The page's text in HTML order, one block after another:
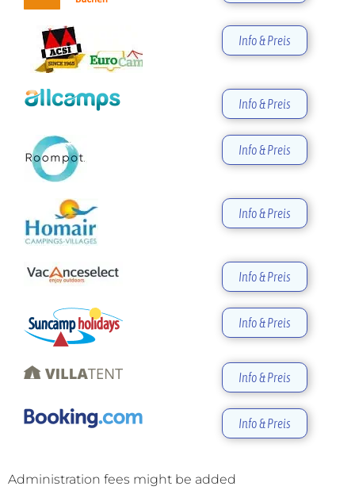
Info & Preis
Info & Preis
Info & Preis
Info & Preis
Info & Preis
Info & Preis
Info & Preis
Info & Preis